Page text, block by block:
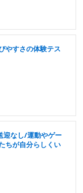
やすさの体験テス
迎なし/運動やゲー
ちが自分らしくい